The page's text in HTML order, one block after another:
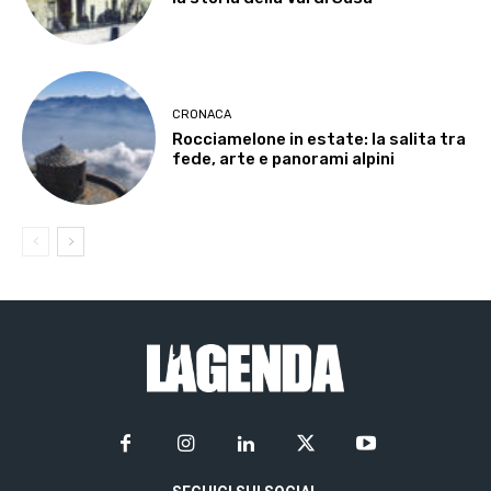
CRONACA
Rocciamelone in estate: la salita tra
fede, arte e panorami alpini